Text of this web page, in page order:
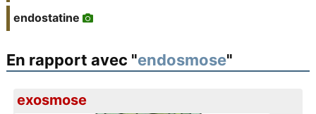
endostatine
En rapport avec "endosmose"
exosmose